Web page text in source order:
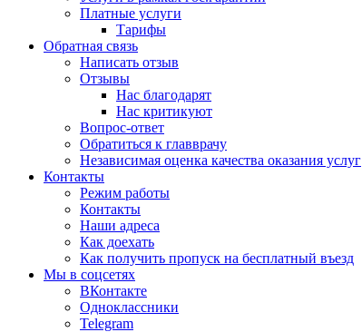
Платные услуги
Тарифы
Обратная связь
Написать отзыв
Отзывы
Нас благодарят
Нас критикуют
Вопрос-ответ
Обратиться к главврачу
Независимая оценка качества оказания услуг
Контакты
Режим работы
Контакты
Наши адреса
Как доехать
Как получить пропуск на бесплатный въезд
Мы в соцсетях
ВКонтакте
Одноклассники
Telegram